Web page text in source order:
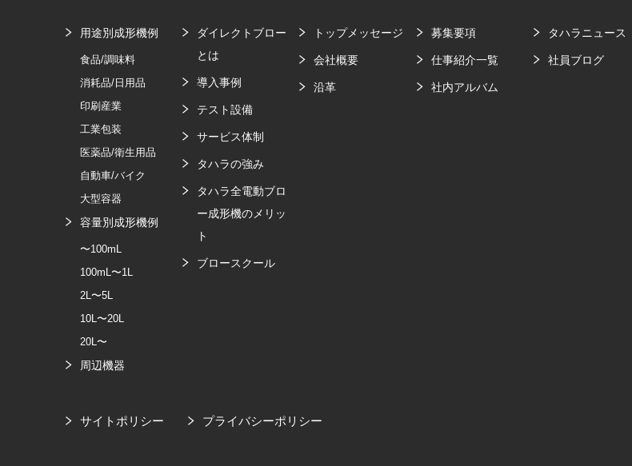
用途別成形機例
食品/調味料
消耗品/日用品
印刷産業
工業包装
医薬品/衛生用品
自動車/バイク
大型容器
容量別成形機例
〜100mL
100mL〜1L
2L〜5L
10L〜20L
20L〜
周辺機器
ダイレクトブロー
とは
導入事例
テスト設備
サービス体制
タハラの強み
タハラ全電動ブロ
ー成形機のメリッ
ト
ブロースクール
トップメッセージ
会社概要
沿革
募集要項
仕事紹介一覧
社内アルバム
タハラニュース
社員ブログ
サイトポリシー プライバシーポリシー